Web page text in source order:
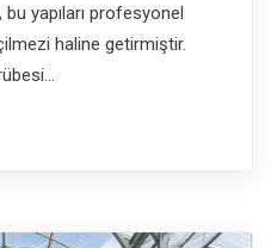
yapıları profesyonel
haline getirmiştir.